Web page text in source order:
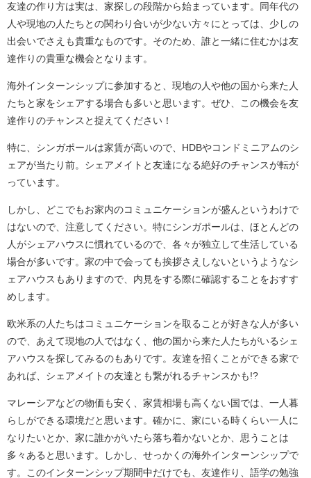
友達の作り方は実は、家探しの段階から始まっています。同年代の
人や現地の人たちとの関わり合いが少ない方々にとっては、少しの
出会いでさえも貴重なものです。そのため、誰と一緒に住むかは友
達作りの貴重な機会となります。
海外インターンシップに参加すると、現地の人や他の国から来た人
たちと家をシェアする場合も多いと思います。ぜひ、この機会を友
達作りのチャンスと捉えてください！
特に、シンガポールは家賃が高いので、HDBやコンドミニアムのシ
ェアが当たり前。シェアメイトと友達になる絶好のチャンスが転が
っています。
しかし、どこでもお家内のコミュニケーションが盛んというわけで
はないので、注意してください。特にシンガポールは、ほとんどの
人がシェアハウスに慣れているので、各々が独立して生活している
場合が多いです。家の中で会っても挨拶さえしないというようなシ
ェアハウスもありますので、内見をする際に確認することをおすす
めします。
欧米系の人たちはコミュニケーションを取ることが好きな人が多い
ので、あえて現地の人ではなく、他の国から来た人たちがいるシェ
アハウスを探してみるのもありです。友達を招くことができる家で
あれば、シェアメイトの友達とも繋がれるチャンスかも!?
マレーシアなどの物価も安く、家賃相場も高くない国では、一人暮
らしができる環境だと思います。確かに、家にいる時くらい一人に
なりたいとか、家に誰かがいたら落ち着かないとか、思うことは
多々あると思います。しかし、せっかくの海外インターンシップで
す。このインターンシップ期間中だけでも、友達作り、語学の勉強